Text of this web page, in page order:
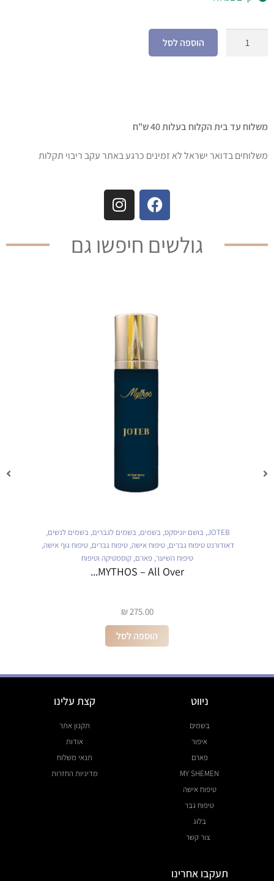
הוספה לסל
משלוח עד בית הקלוח בעלות 40 ש"ח
משלוחים בדואר ישראל לא זמינים כרגע באתר עקב ריבוי תקלות
גולשים חיפשו גם
JOTEB
, בושם יוניסקס, בשמים, בשמים לגברים, בשמים לנשים,
דאודורנט טיפוח גברים, טיפוח אישה, טיפוח גברים, טיפוח גוף אישה,
טיפוח השיער,פארם,קוסמטיקה וטיפוח
MYTHOS – All Over...
275.00
₪
הוספה לסל
ניווט
בשמים
איפור
פארם
MY SHEMEN
טיפוח אישה
טיפוח גבר
בלוג
צור קשר
קצת עלינו
תקנון אתר
אודות
תנאי משלוח
מדיניות החזרות
תעקבו אחרינו